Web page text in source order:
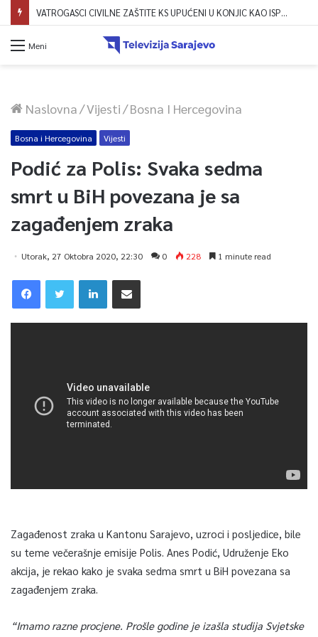
VATROGASCI CIVILNE ZAŠTITE KS UPUĆENI U KONJIC KAO ISPOMOĆ U GAŠENJU POŽARA
Meni
Naslovna/Vijesti/Bosna I Hercegovina
Bosna i Hercegovina Vijesti
Podić za Polis: Svaka sedma
smrt u BiH povezana je sa
zagađenjem zraka
Utorak, 27 Oktobra 2020, 22:30 0 228 1 minute read
Zagađenost zraka u Kantonu Sarajevo, uzroci i posljedice, bile
su teme večerašnje emisije Polis. Anes Podić, Udruženje Eko
akcija, je rekao kako je svaka sedma smrt u BiH povezana sa
zagađenjem zraka.
“Imamo razne procjene. Prošle godine je izašla studija Svjetske